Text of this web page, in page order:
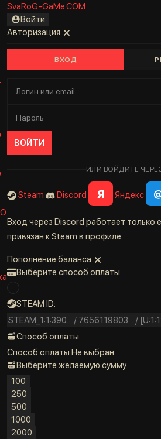
SvaRoG-GaMe.COM
Войти
Авторизация
ВХОД
ВОЙТИ
ИЛИ ВОЙДИТЕ
Steam Discord Я Яндекс
Вход через Discord работает только
привязан к Steam в профиле
Пополнение баланса
Выберите способ оплаты
STEAM ID:
Способ оплаты
Способ оплаты Не выбран
Выберите желаемую сумму
100
250
500
1000
2000